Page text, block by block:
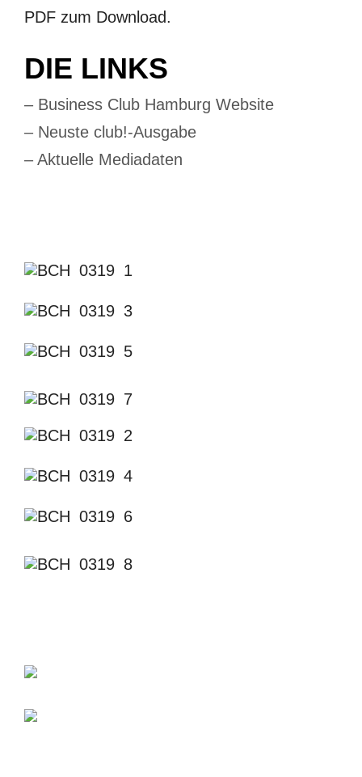
PDF zum Download.
DIE LINKS
– Business Club Hamburg Website
– Neuste club!-Ausgabe
– Aktuelle Mediadaten